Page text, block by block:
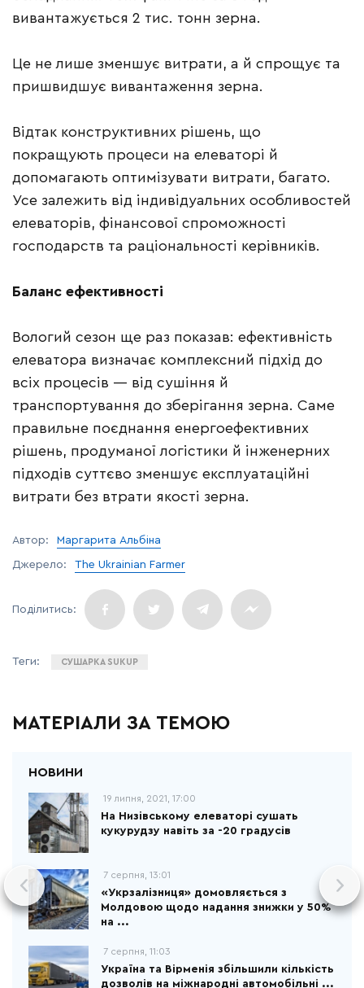
вивантажується 2 тис. тонн зерна.
Це не лише зменшує витрати, а й спрощує та
пришвидшує вивантаження зерна.
Відтак конструктивних рішень, що
покращують процеси на елеваторі й
допомагають оптимізувати витрати, багато.
Усе залежить від індивідуальних особливостей
елеваторів, фінансової спроможності
господарств та раціональності керівників.
Баланс ефективності
Вологий сезон ще раз показав: ефективність
елеватора визначає комплексний підхід до
всіх процесів — від сушіння й
транспортування до зберігання зерна. Саме
правильне поєднання енергоефективних
рішень, продуманої логістики й інженерних
підходів суттєво зменшує експлуатаційні
витрати без втрати якості зерна.
Автор: Маргарита Альбіна
Джерело: The Ukrainian Farmer
СУШАРКА SUKUP
МАТЕРІАЛИ ЗА ТЕМОЮ
19 липня, 2021, 17:00
На Низівському елеваторі сушать
кукурудзу навіть за -20 градусів
7 серпня, 13:01
«Укрзалізниця» домовляється з
Молдовою щодо надання знижки у 50%
на ...
7 серпня, 11:03
Україна та Вірменія збільшили кількість
дозволів на міжнародні автомобільні ...